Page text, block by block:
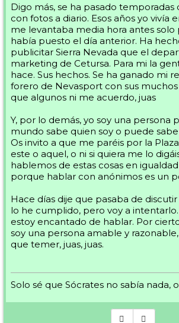
Dejo este tema.
Saludos Carolo.
Digo más, se ha pasado
con fotos a diario. Esos años yo vivía
me levantaba media hora antes solo
había puesto el día anterior. Ha
publicitar Sierra Nevada que el
marketing de Cetursa. Para mi la
hace. Sus hechos. Se ha ganado mi
forero de Nevasport con sus
que algunos ni me acuerdo, juas
Y, por lo demás, yo soy una persona
mundo sabe quien soy o puede
Os invito a que me paréis por la
este o aquel, o ni si quiera me lo
hablemos de estas cosas en
porque hablar con anónimos es un
Hace días dije que pasaba de
lo he cumplido, pero voy a
estoy encantado de hablar. Por
soy una persona amable y
que temer, juas, juas.
Solo sé que Sócrates no sabía nada,